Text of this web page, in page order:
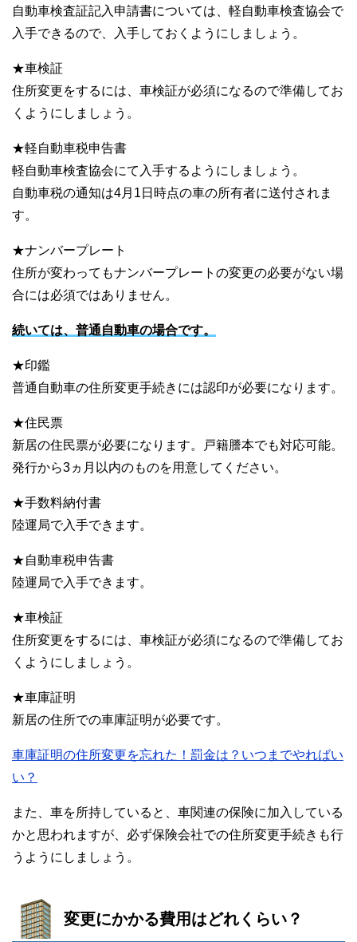
自動車検査証記入申請書については、軽自動車検査協会で
入手できるので、入手しておくようにしましょう。
★車検証
住所変更をするには、車検証が必須になるので準備してお
くようにしましょう。
★軽自動車税申告書
軽自動車検査協会にて入手するようにしましょう。
自動車税の通知は4月1日時点の車の所有者に送付されま
す。
★ナンバープレート
住所が変わってもナンバープレートの変更の必要がない場
合には必須ではありません。
続いては、普通自動車の場合です。
★印鑑
普通自動車の住所変更手続きには認印が必要になります。
★住民票
新居の住民票が必要になります。戸籍謄本でも対応可能。
発行から3ヵ月以内のものを用意してください。
★手数料納付書
陸運局で入手できます。
★自動車税申告書
陸運局で入手できます。
★車検証
住所変更をするには、車検証が必須になるので準備してお
くようにしましょう。
★車庫証明
新居の住所での車庫証明が必要です。
車庫証明の住所変更を忘れた！罰金は？いつまでやればい
い？
また、車を所持していると、車関連の保険に加入している
かと思われますが、必ず保険会社での住所変更手続きも行
うようにしましょう。
変更にかかる費用はどれくらい？